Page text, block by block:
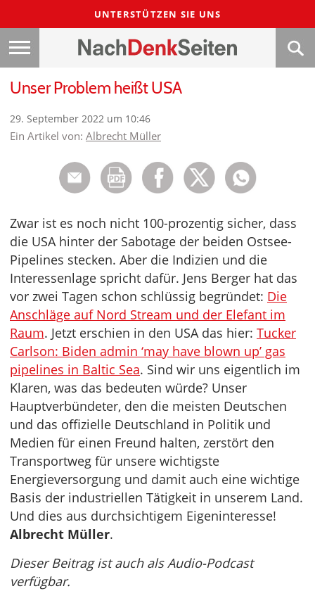
UNTERSTÜTZEN SIE UNS
Unser Problem heißt USA
29. September 2022 um 10:46
Ein Artikel von: Albrecht Müller
Zwar ist es noch nicht 100-prozentig sicher, dass
die USA hinter der Sabotage der beiden Ostsee-
Pipelines stecken. Aber die Indizien und die
Interessenlage spricht dafür. Jens Berger hat das
vor zwei Tagen schon schlüssig begründet: Die
Anschläge auf Nord Stream und der Elefant im
Raum. Jetzt erschien in den USA das hier: Tucker
Carlson: Biden admin ‘may have blown up’ gas
pipelines in Baltic Sea. Sind wir uns eigentlich im
Klaren, was das bedeuten würde? Unser
Hauptverbündeter, den die meisten Deutschen
und das offizielle Deutschland in Politik und
Medien für einen Freund halten, zerstört den
Transportweg für unsere wichtigste
Energieversorgung und damit auch eine wichtige
Basis der industriellen Tätigkeit in unserem Land.
Und dies aus durchsichtigem Eigeninteresse!
Albrecht Müller.
Dieser Beitrag ist auch als Audio-Podcast
verfügbar.